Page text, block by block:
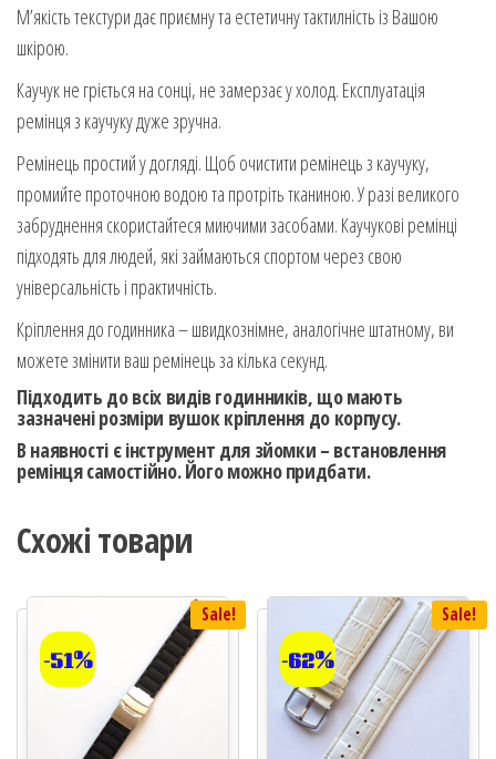
М’якість текстури дає приємну та естетичну тактилність із Вашою
шкірою.
Каучук не гріється на сонці, не замерзає у холод. Експлуатація
ремінця з каучуку дуже зручна.
Ремінець простий у догляді. Щоб очистити ремінець з каучуку,
промийте проточною водою та протріть тканиною. У разі великого
забруднення скористайтеся миючими засобами. Каучукові ремінці
підходять для людей, які займаються спортом через свою
універсальність і практичність.
Кріплення до годинника – швидкознімне, аналогічне штатному, ви
можете змінити ваш ремінець за кілька секунд.
Підходить до всіх видів годинників, що мають
зазначені розміри вушок кріплення до корпусу.
В наявності є інструмент для зйомки – встановлення
ремінця самостійно. Його можно придбати.
Схожі товари
Sale!
-51%
Sale!
-62%